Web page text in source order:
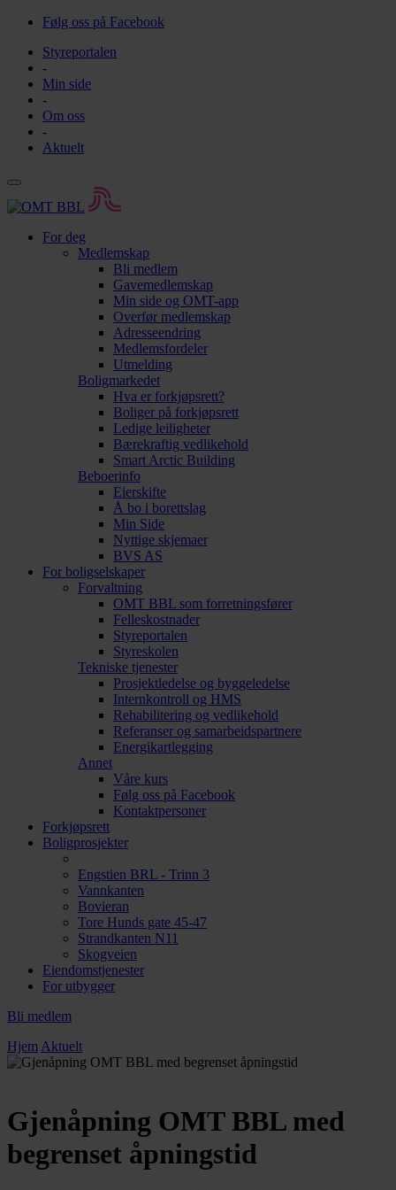
Følg oss på Facebook
Styreportalen
-
Min side
-
Om oss
-
Aktuelt
For deg
Medlemskap
Bli medlem
Gavemedlemskap
Min side og OMT-app
Overfør medlemskap
Adresseendring
Medlemsfordeler
Utmelding
Boligmarkedet
Hva er forkjøpsrett?
Boliger på forkjøpsrett
Ledige leiligheter
Bærekraftig vedlikehold
Smart Arctic Building
Beboerinfo
Eierskifte
Å bo i borettslag
Min Side
Nyttige skjemaer
BVS AS
For boligselskaper
Forvaltning
OMT BBL som forretningsfører
Felleskostnader
Styreportalen
Styreskolen
Tekniske tjenester
Prosjektledelse og byggeledelse
Internkontroll og HMS
Rehabilitering og vedlikehold
Referanser og samarbeidspartnere
Energikartlegging
Annet
Våre kurs
Følg oss på Facebook
Kontaktpersoner
Forkjøpsrett
Boligprosjekter
Engstien BRL - Trinn 3
Vannkanten
Bovieran
Tore Hunds gate 45-47
Strandkanten N11
Skogveien
Eiendomstjenester
For utbygger
Bli medlem
Hjem Aktuelt
Gjenåpning OMT BBL med
begrenset åpningstid